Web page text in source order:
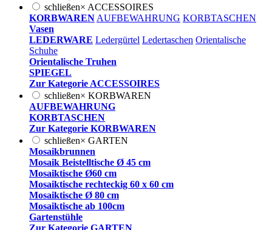
schließen× ACCESSOIRES
KORBWAREN AUFBEWAHRUNG KORBTASCHEN
Vasen
LEDERWARE Ledergürtel Ledertaschen Orientalische
Schuhe
Orientalische Truhen
SPIEGEL
Zur Kategorie ACCESSOIRES
schließen× KORBWAREN
AUFBEWAHRUNG
KORBTASCHEN
Zur Kategorie KORBWAREN
schließen× GARTEN
Mosaikbrunnen
Mosaik Beistelltische Ø 45 cm
Mosaiktische Ø60 cm
Mosaiktische rechteckig 60 x 60 cm
Mosaiktische Ø 80 cm
Mosaiktische ab 100cm
Gartenstühle
Zur Kategorie GARTEN